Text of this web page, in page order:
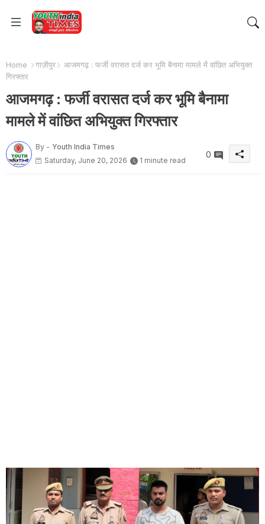
Home गाज़ीपुर
आजमगढ़ : फर्जी वरासत दर्ज कर भूमि बैनामा मामले में वांछित अभियुक्त
गिरफ्तार
आजमगढ़ : फर्जी वरासत दर्ज कर भूमि बैनामा
मामले में वांछित अभियुक्त गिरफ्तार
By - Youth India Times
Saturday, June 20, 2026
1 minute read
0